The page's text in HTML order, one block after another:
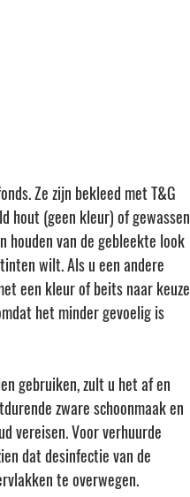
Ze zijn bekleed met T&G
hout (geen kleur) of gewassen
houden van de gebleekte look
wilt. Als u een andere
een kleur of beits naar keuze
het minder gevoelig is
gebruiken, zult u het af en
zware schoonmaak en
vereisen. Voor verhuurde
dat desinfectie van de
te overwegen.